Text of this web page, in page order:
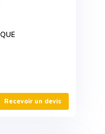
Recevoir un devis